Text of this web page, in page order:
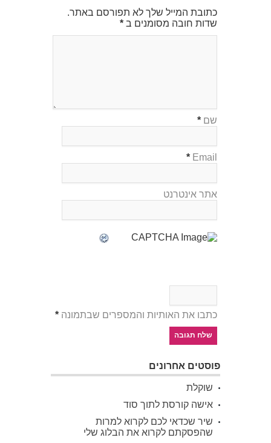
כתובת המייל שלך לא תפורסם באתר.
שדות חובה מסומנים ב *
שם *
Email
*
אתר אינטרנט
כתבו את האותיות והמספרים שבתמונה *
פוסטים אחרונים
שוקלת
אישה קורסת לתוך סוד
שיר שכדאי לכם לקרוא למרות
שהפסקתם לקרוא את הבלוג שלי